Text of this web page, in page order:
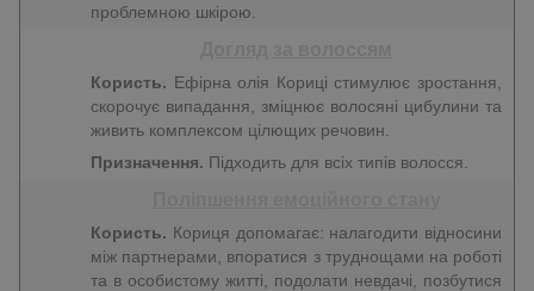
проблемною шкірою.
Користь. Ефірна олія Кориці стимулює зростання,
скорочує випадання, зміцнює волосяні цибулини та
живить комплексом цілющих речовин.
Призначення. Підходить для всіх типів волосся.
Користь. Кориця допомагає: налагодити відносини
між партнерами, впоратися з труднощами на роботі
та в особистому житті, подолати невдачі, позбутися